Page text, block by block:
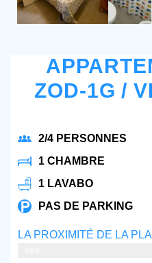
ZOD-1G /
2/4 PERSONNES
1 CHAMBRE
1 LAVABO
PAS DE PARKING
LA PROXIMITÉ DE LA